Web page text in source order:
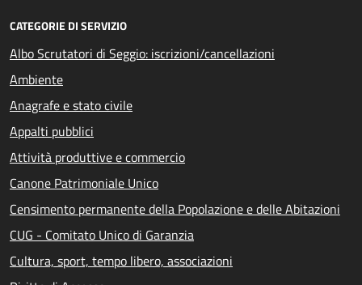
CATEGORIE DI SERVIZIO
Albo Scrutatori di Seggio: iscrizioni/cancellazioni
Ambiente
Anagrafe e stato civile
Appalti pubblici
Attività produttive e commercio
Canone Patrimoniale Unico
Censimento permanente della Popolazione e delle Abitazioni
CUG - Comitato Unico di Garanzia
Cultura, sport, tempo libero, associazioni